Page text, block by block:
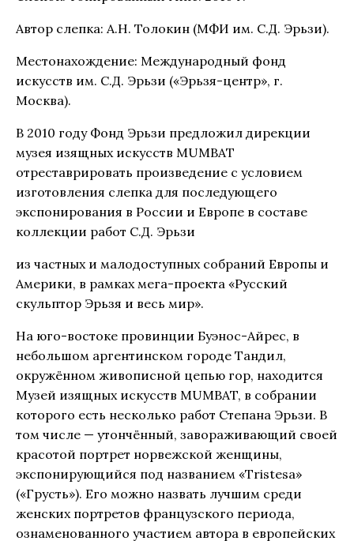
Автор слепка: А.Н. Толокин (МФИ им. С.Д. Эрьзи).
Местонахождение: Международный фонд
искусств им. С.Д. Эрьзи («Эрьзя-центр», г.
Москва).
В 2010 году Фонд Эрьзи предложил дирекции
музея изящных искусств MUMBAT
отреставрировать произведение с условием
изготовления слепка для последующего
экспонирования в России и Европе в составе
коллекции работ С.Д. Эрьзи
из частных и малодоступных собраний Европы и
Америки, в рамках мега-проекта «Русский
скульптор Эрьзя и весь мир».
На юго-востоке провинции Буэнос-Айрес, в
небольшом аргентинском городе Тандил,
окружённом живописной цепью гор, находится
Музей изящных искусств MUMBAT, в собрании
которого есть несколько работ Степана Эрьзи. В
том числе — утончённый, завораживающий своей
красотой портрет норвежской женщины,
экспонирующийся под названием «Tristesa»
(«Грусть»). Его можно назвать лучшим среди
женских портретов французского периода,
ознаменованного участием автора в европейских